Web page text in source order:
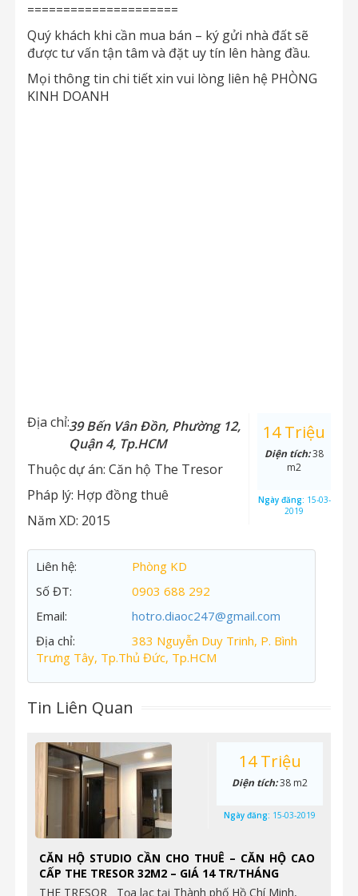
=====================
Quý khách khi cần mua bán – ký gửi nhà đất sẽ
được tư vấn tận tâm và đặt uy tín lên hàng đầu.
Mọi thông tin chi tiết xin vui lòng liên hệ PHÒNG
KINH DOANH
Địa chỉ:39 Bến Vân Đồn, Phường 12,
Quận 4, Tp.HCM
Thuộc dự án: Căn hộ The Tresor
Pháp lý: Hợp đồng thuê
Năm XD: 2015
14 Triệu
Diện tích:38
m2
Ngày đăng: 15-03-
2019
Liên hệ:
Phòng KD
Số ĐT:
0903 688 292
Email:
hotro.diaoc247@gmail.com
Địa chỉ:
383 Nguyễn Duy Trinh, P. Bình
Trưng Tây, Tp.Thủ Đức, Tp.HCM
Tin Liên Quan
CĂN HỘ STUDIO CẦN CHO THUÊ – CĂN HỘ CAO
CẤP THE TRESOR 32M2 – GIÁ 14 TR/THÁNG
THE TRESOR Tọa lạc tại Thành phố Hồ Chí Minh,
14 Triệu
Diện tích:38 m2
Ngày đăng: 15-03-2019